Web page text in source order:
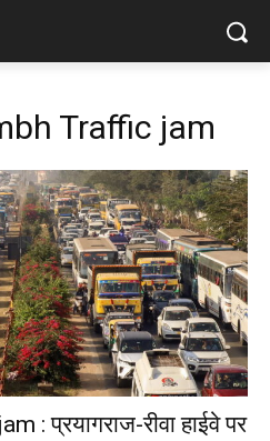
Traffic jam
: प्रयागराज-रीवा हाईवे पर